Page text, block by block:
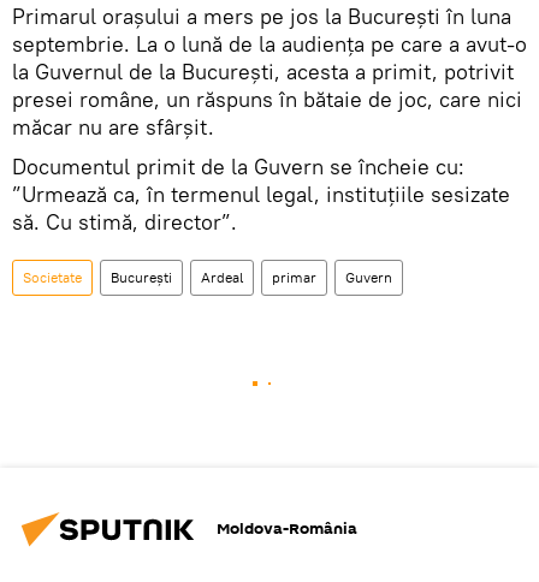
Primarul orașului a mers pe jos la București în luna
septembrie. La o lună de la audiența pe care a avut-o
la Guvernul de la București, acesta a primit, potrivit
presei române, un răspuns în bătaie de joc, care nici
măcar nu are sfârșit.
Documentul primit de la Guvern se încheie cu:
”Urmează ca, în termenul legal, instituțiile sesizate
să. Cu stimă, director”.
Societate București Ardeal primar Guvern
Moldova-România